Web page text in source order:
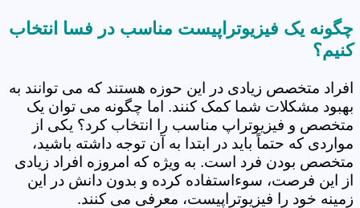
چگونه یک فیزیوتراپیست مناسب در فسا انتخاب
کنیم؟
افراد متخصص زیادی در این حوزه هستند که می توانند به
بهبود مشکلات شما کمک کنند. اما چگونه می توان یک
متخصص و فیزیوتراپ مناسب را انتخاب کرد؟ یکی از
مواردی که حتماً باید در ابتدا به آن توجه داشته باشید،
متخصص بودن فرد است. به ویژه که امروزه افراد زیادی
از این فرصت، سوءاستفاده کرده و بدون دانش در این
زمینه خود را فیزیوتراپیست، معرفی می کنند.